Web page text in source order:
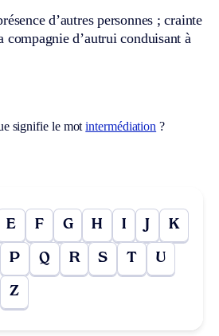
d’autres personnes ; crainte
compagnie d’autrui conduisant à
signifie le motintermédiation ?
E F G H I J K
P Q R S T U
Z